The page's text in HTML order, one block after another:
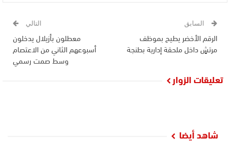
السابق
الرقم الأخضر يطيح بموظف
مرتشٍ داخل ملحقة إدارية بطنجة
التالي
معطلون بأزيلال يدخلون
أسبوعهم الثاني من الاعتصام
وسط صمت رسمي
تعليقات الزوار
شاهد أيضا